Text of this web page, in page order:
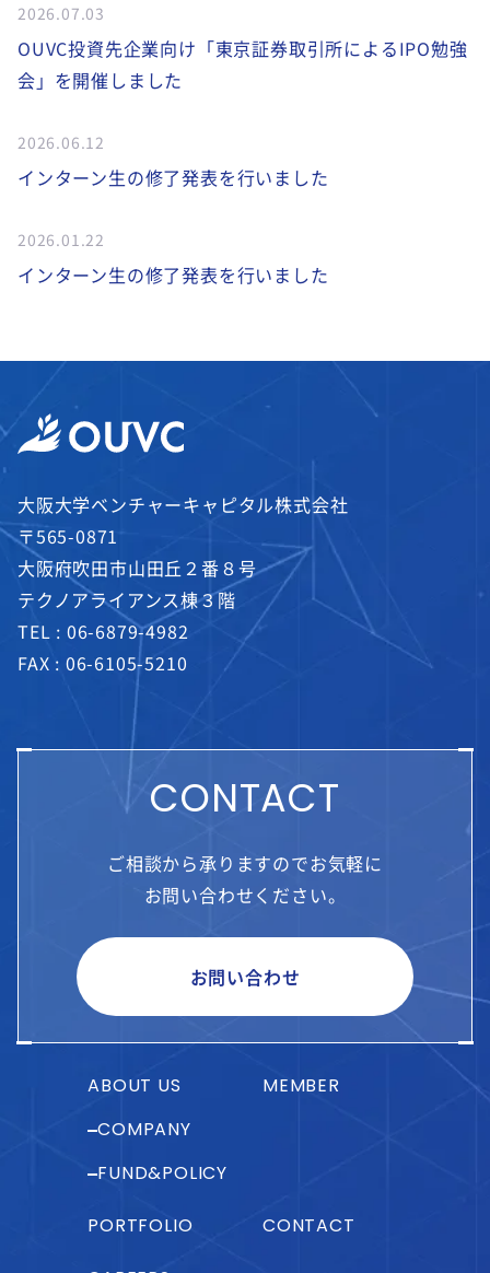
2026.07.03
OUVC投資先企業向け「東京証券取引所によるIPO勉強
会」を開催しました
2026.06.12
インターン生の修了発表を行いました
2026.01.22
インターン生の修了発表を行いました
大阪大学ベンチャーキャピタル株式会社
〒565-0871
大阪府吹田市山田丘２番８号
テクノアライアンス棟３階
TEL : 06-6879-4982
FAX : 06-6105-5210
CONTACT
ご相談から承りますのでお気軽に
お問い合わせください。
お問い合わせ
ABOUT US
COMPANY
FUND&POLICY
PORTFOLIO
MEMBER
CONTACT